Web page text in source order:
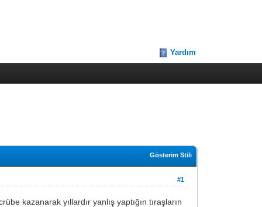
Yardım
Gösterim Stili
#1
kazanarak yıllardır yanlış yaptığın tıraşların